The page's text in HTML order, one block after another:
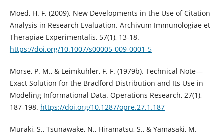
Moed, H. F. (2009). New Developments in the Use of Citation
Analysis in Research Evaluation. Archivum Immunologiae et
Therapiae Experimentalis, 57(1), 13-18.
https://doi.org/10.1007/s00005-009-0001-5
Morse, P. M., & Leimkuhler, F. F. (1979b). Technical Note—
Exact Solution for the Bradford Distribution and Its Use in
Modeling Informational Data. Operations Research, 27(1),
187-198. https://doi.org/10.1287/opre.27.1.187
Muraki, S., Tsunawake, N., Hiramatsu, S., & Yamasaki, M.